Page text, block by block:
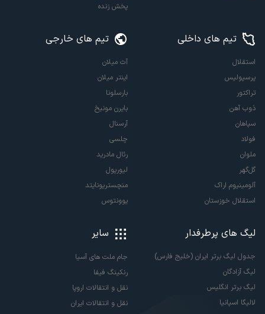
پخش زنده
تیم های داخلی
استقلال
پرسپولیس
تراکتور
ذوب آهن
سپاهان
فولاد
ملوان
گل‌گهر
آلومینیوم اراک
استقلال خوزستان
تیم های خارجی
آث میلان
اینتر میلان
بارسلونا
بایرن مونیخ
آرسنال
چلسی
رئال مادرید
لیورپول
منچستریونایتد
یوونتوس
لیگ های پرطرفدار
جدول لیگ برتر ایران (خلیج فارس)
لیگ آزادگان
لیگ برتر انگلیس
لالیگا اسپانیا
سایر
جام ملت های آسیا
رنکینگ فیفا
نقل و انتقالات اروپا
نقل و انتقالات ایران